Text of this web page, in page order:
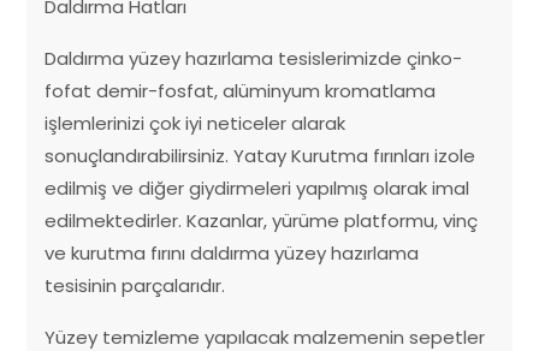
Daldırma Hatları
Daldırma yüzey hazırlama tesislerimizde çinko-
fofat demir-fosfat, alüminyum kromatlama
işlemlerinizi çok iyi neticeler alarak
sonuçlandırabilirsiniz. Yatay Kurutma fırınları izole
edilmiş ve diğer giydirmeleri yapılmış olarak imal
edilmektedirler. Kazanlar, yürüme platformu, vinç
ve kurutma fırını daldırma yüzey hazırlama
tesisinin parçalarıdır.
Yüzey temizleme yapılacak malzemenin sepetler